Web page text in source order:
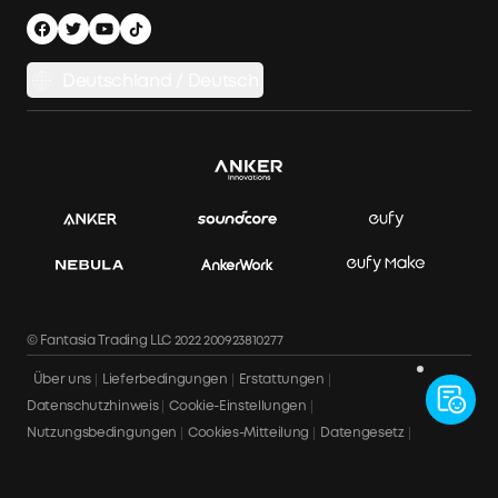
Energiespeichersystem
Finanzierungsplan
Versandbedingungen
Datenschutzhinweis
Datensicherheit & Datenschutz
© Fantasia Trading LLC 2022 200923810277
Über uns Lieferbedingungen Erstattungen
Datenschutzhinweis Cookie-Einstellungen
Nutzungsbedingungen Cookies-Mitteilung Datengesetz